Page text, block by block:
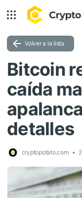
Volver a la lista
Bitcoin
caída
detalles
cryptopotato.com